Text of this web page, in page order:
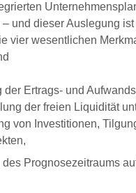
und dieser Auslegung
vier wesentlichen
der Ertrags- und
der freien Liquidität
von Investitionen,
Prognosezeitraums